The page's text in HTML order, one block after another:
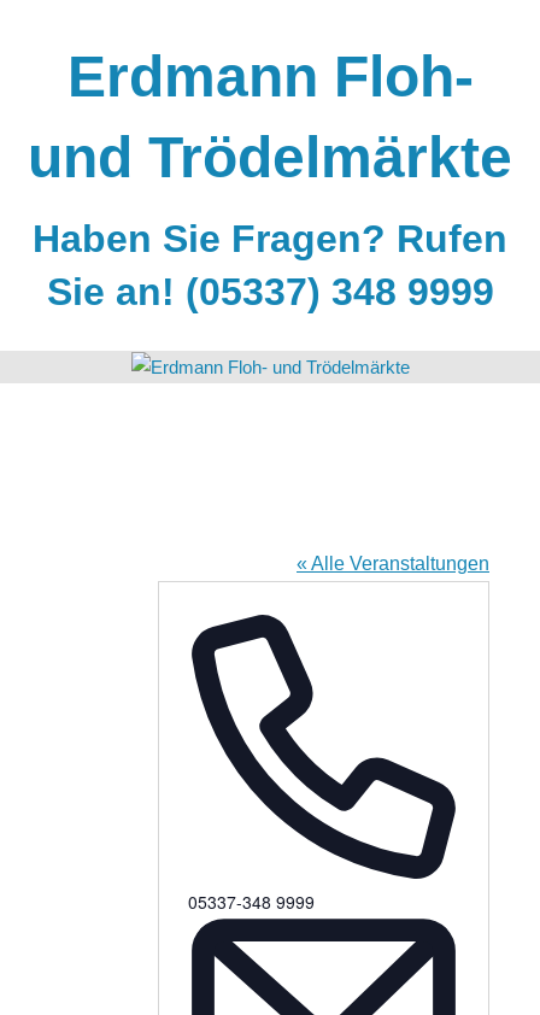
Erdmann Floh-
und Trödelmärkte
Haben Sie Fragen? Rufen
Sie an! (05337) 348 9999
« Alle Veranstaltungen
Telefon
05337-348 9999